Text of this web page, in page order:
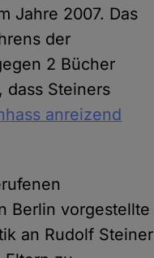
Jahre 2007. Das
der
2 Bücher
dass Steiners
anreizend
Berlin vorgestellte
an Rudolf Steiner